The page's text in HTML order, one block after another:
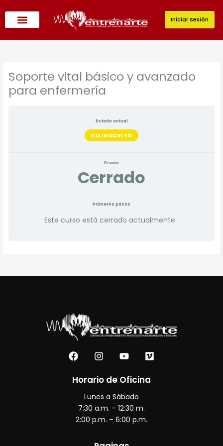
contenido
Iniciar Sesión
Soporte vital básico y avanzado
para enfermería
Estado actual
NO INSCRITO
Precio
Cerrado
Primeros pasos
Este curso está cerrado actualmente
F
a
e
o
k
I
n
t
g
r
a
Y
o
t
b
e
V
i
e
Horario de Oficina
Lunes a Sábado
7:30 a.m. – 12:30 m.
2:00 p.m. – 6:00 p.m.